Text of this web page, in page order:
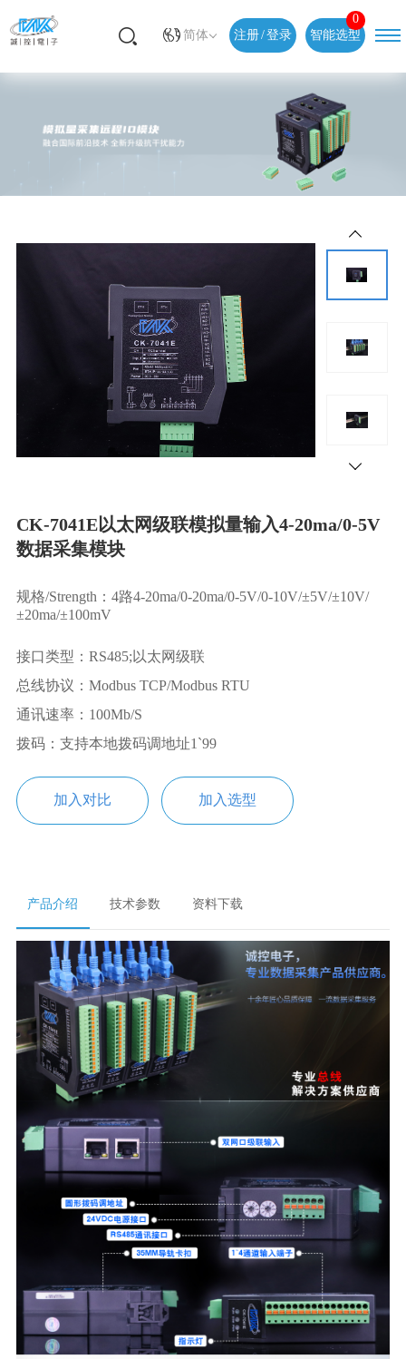
简体 注册/登录 智能选型
0
CK-7041E以太网级联模拟量输入4-20ma/0-5V
数据采集模块
规格/Strength：4路4-20ma/0-20ma/0-5V/0-10V/±5V/±10V/
±20ma/±100mV
接口类型：RS485;以太网级联
总线协议：Modbus TCP/Modbus RTU
通讯速率：100Mb/S
拨码：支持本地拨码调地址1`99
加入对比 加入选型
产品介绍 技术参数 资料下载